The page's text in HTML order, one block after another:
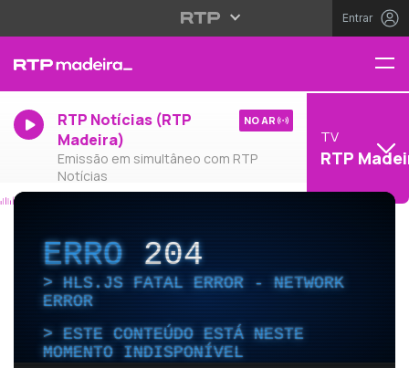
Entrar
RTP Notícias (RTP
Madeira)
Emissão em simultâneo com RTP
Notícias
NO AR
TV
RTP
ERRO204
HLS.JS FATAL ERROR - NETWORK
ERROR
ESTE CONTEÚDO ESTÁ NESTE
MOMENTO INDISPONÍVEL